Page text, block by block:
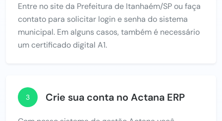
Entre no site da Prefeitura de Itanhaém/SP ou faça
contato para solicitar login e senha do sistema
municipal. Em alguns casos, também é necessário
um certificado digital A1.
3 Crie sua conta no Actana ERP